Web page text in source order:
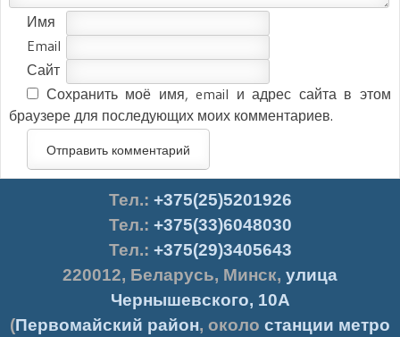
Имя
Email
Сайт
Сохранить моё имя, email и адрес сайта в этом
браузере для последующих моих комментариев.
Тел.: +375(25)5201926
Тел.: +375(33)6048030
Тел.: +375(29)3405643
220012, Беларусь, Минск, улица
Чернышевского, 10А
(Первомайский район, около станции метро